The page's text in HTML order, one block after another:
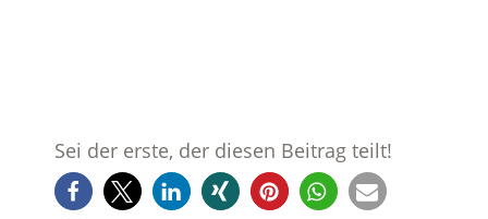
Sei der erste, der diesen Beitrag teilt!